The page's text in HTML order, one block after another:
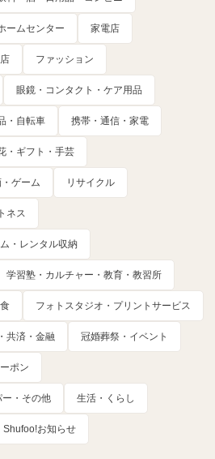
ームセンター 家電店
ファッション
眼鏡・コンタクト・ケア用品
・自転車 携帯・通信・家電
・ギフト・手芸
ゲーム リサイクル
ネス
・レンタル収納
学習塾・カルチャー・教育・教習所
フォトスタジオ・プリントサービス
共済・金融 冠婚葬祭・イベント
ポン
・その他 生活・くらし
Shufoo!お知らせ